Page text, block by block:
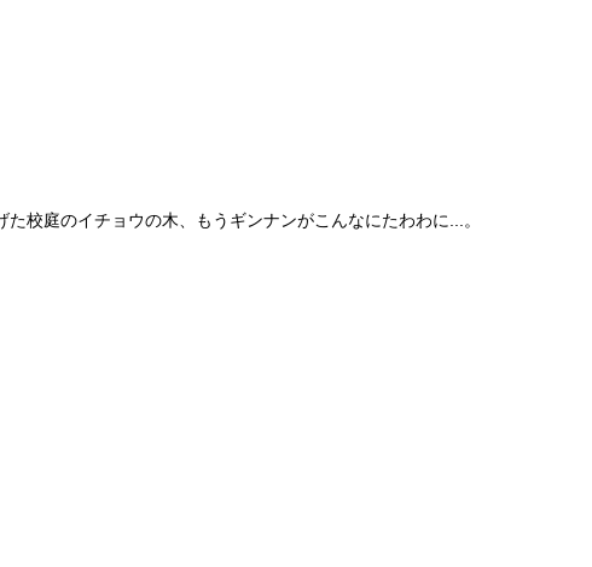
校庭のイチョウの木、もうギンナンがこんなにたわわに...。